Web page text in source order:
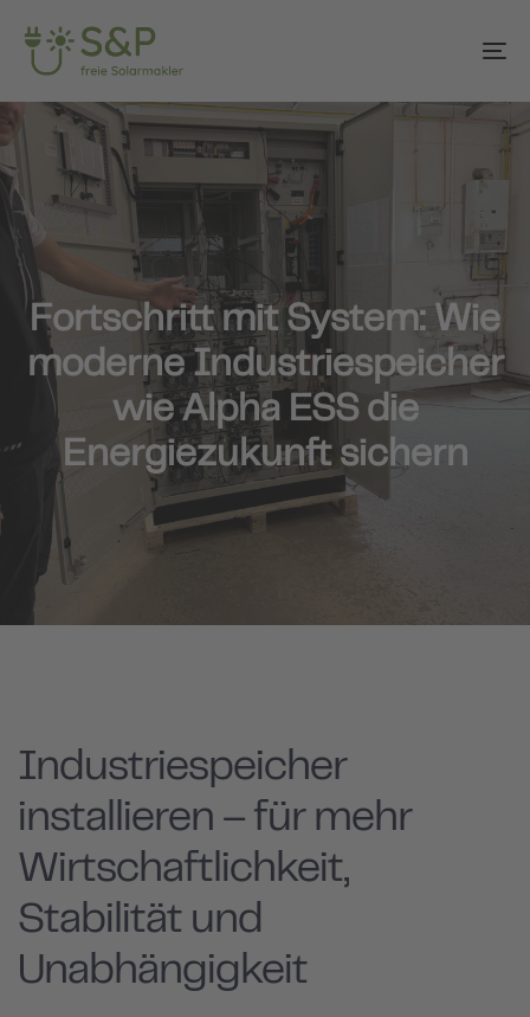
Skip
links
Skip
primary
navigation
Skip
to
content
Fortschritt mit System: Wie
moderne Industriespeicher
wie Alpha ESS die
Energiezukunft sichern
Industriespeicher
installieren – für mehr
Wirtschaftlichkeit,
Stabilität und
Unabhängigkeit